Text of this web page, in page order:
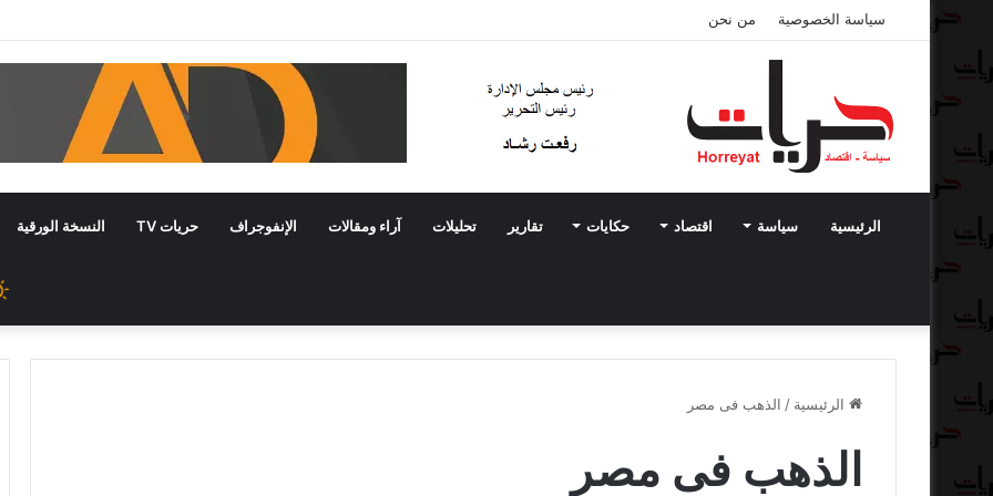
سياسة الخصوصية من نحن
الرئيسية سياسة اقتصاد حكايات تقارير تحليلات آراء ومقالات الإنفوجراف حريات TV النسخة الورقية
الرئيسية / الذهب فى مصر
الذهب فى مصر